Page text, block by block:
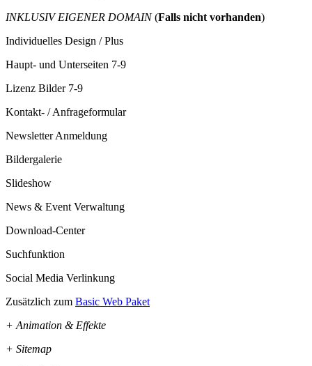
INKLUSIV EIGENER DOMAIN(Falls nicht vorhanden)
Individuelles Design / Plus
Haupt- und Unterseiten 7-9
Lizenz Bilder 7-9
Kontakt- / Anfrageformular
Newsletter Anmeldung
Bildergalerie
Slideshow
News & Event Verwaltung
Download-Center
Suchfunktion
Social Media Verlinkung
Zusätzlich zum Basic Web Paket
+ Animation & Effekte
+ Sitemap